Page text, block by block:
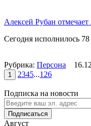
Алексей Рубан
Сегодня исполнилось 78
Рубрика: Персона
1 2345...126
Подписка на новости
Подписаться
Август